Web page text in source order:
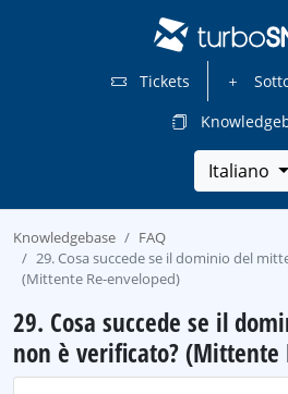
Tickets
Italiano
Knowledgebase
FAQ
29. Cosa succede se il dominio del
(Mittente Re-enveloped)
29. Cosa succede se il
non è verificato? (Mittente